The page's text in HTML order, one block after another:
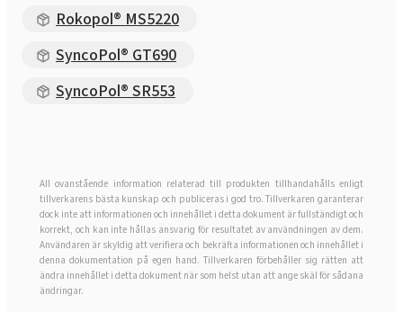
Rokopol® MS5220
Rokopol® RF151 (polyeterpolyol)
Rokopol® MS5220
SyncoPol® GT690
SyncoPol® SR553
All ovanstående information relaterad till produkten tillhandahålls enligt
tillverkarens bästa kunskap och publiceras i god tro. Tillverkaren garanterar
dock inte att informationen och innehållet i detta dokument är fullständigt och
korrekt, och kan inte hållas ansvarig för resultatet av användningen av dem.
Användaren är skyldig att verifiera och bekräfta informationen och innehållet i
denna dokumentation på egen hand. Tillverkaren förbehåller sig rätten att
ändra innehållet i detta dokument när som helst utan att ange skäl för sådana
ändringar.